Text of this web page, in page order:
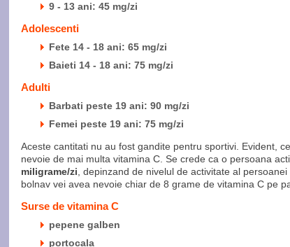
9 - 13 ani: 45 mg/zi
Adolescenti
Fete 14 - 18 ani: 65 mg/zi
Baieti 14 - 18 ani: 75 mg/zi
Adulti
Barbati peste 19 ani: 90 mg/zi
Femei peste 19 ani: 75 mg/zi
Aceste cantitati nu au fost gandite pentru sportivi. Evident,
nevoie de mai multa vitamina C. Se crede ca o persoana
miligrame/zi , depinzand de nivelul de activitate al
bolnav vei avea nevoie chiar de 8 grame de vitamina C pe
Surse de vitamina C
pepene galben
portocala